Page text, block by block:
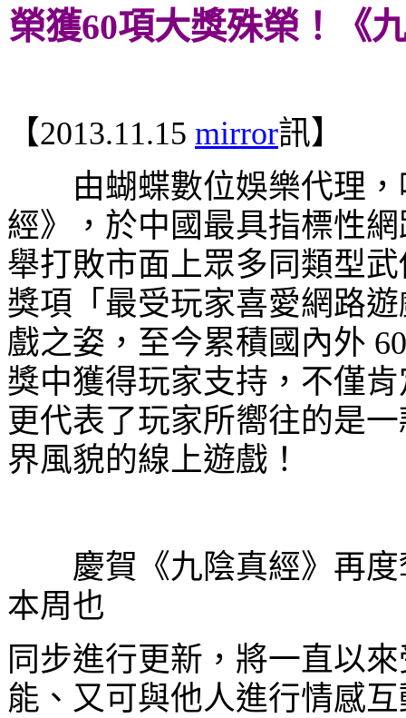
榮獲60項大獎殊榮！《
【2013.11.15 mirror訊】
由蝴蝶數位娛樂代理，
經》，於中國最具指標性
舉打敗市面上眾多同類型
獎項「最受玩家喜愛網路
戲之姿，至今累積國內外
獎中獲得玩家支持，不僅
更代表了玩家所嚮往的是
界風貌的線上遊戲！
慶賀《九陰真經》再度
本周也
同步進行更新，將一直以
能、又可與他人進行情感